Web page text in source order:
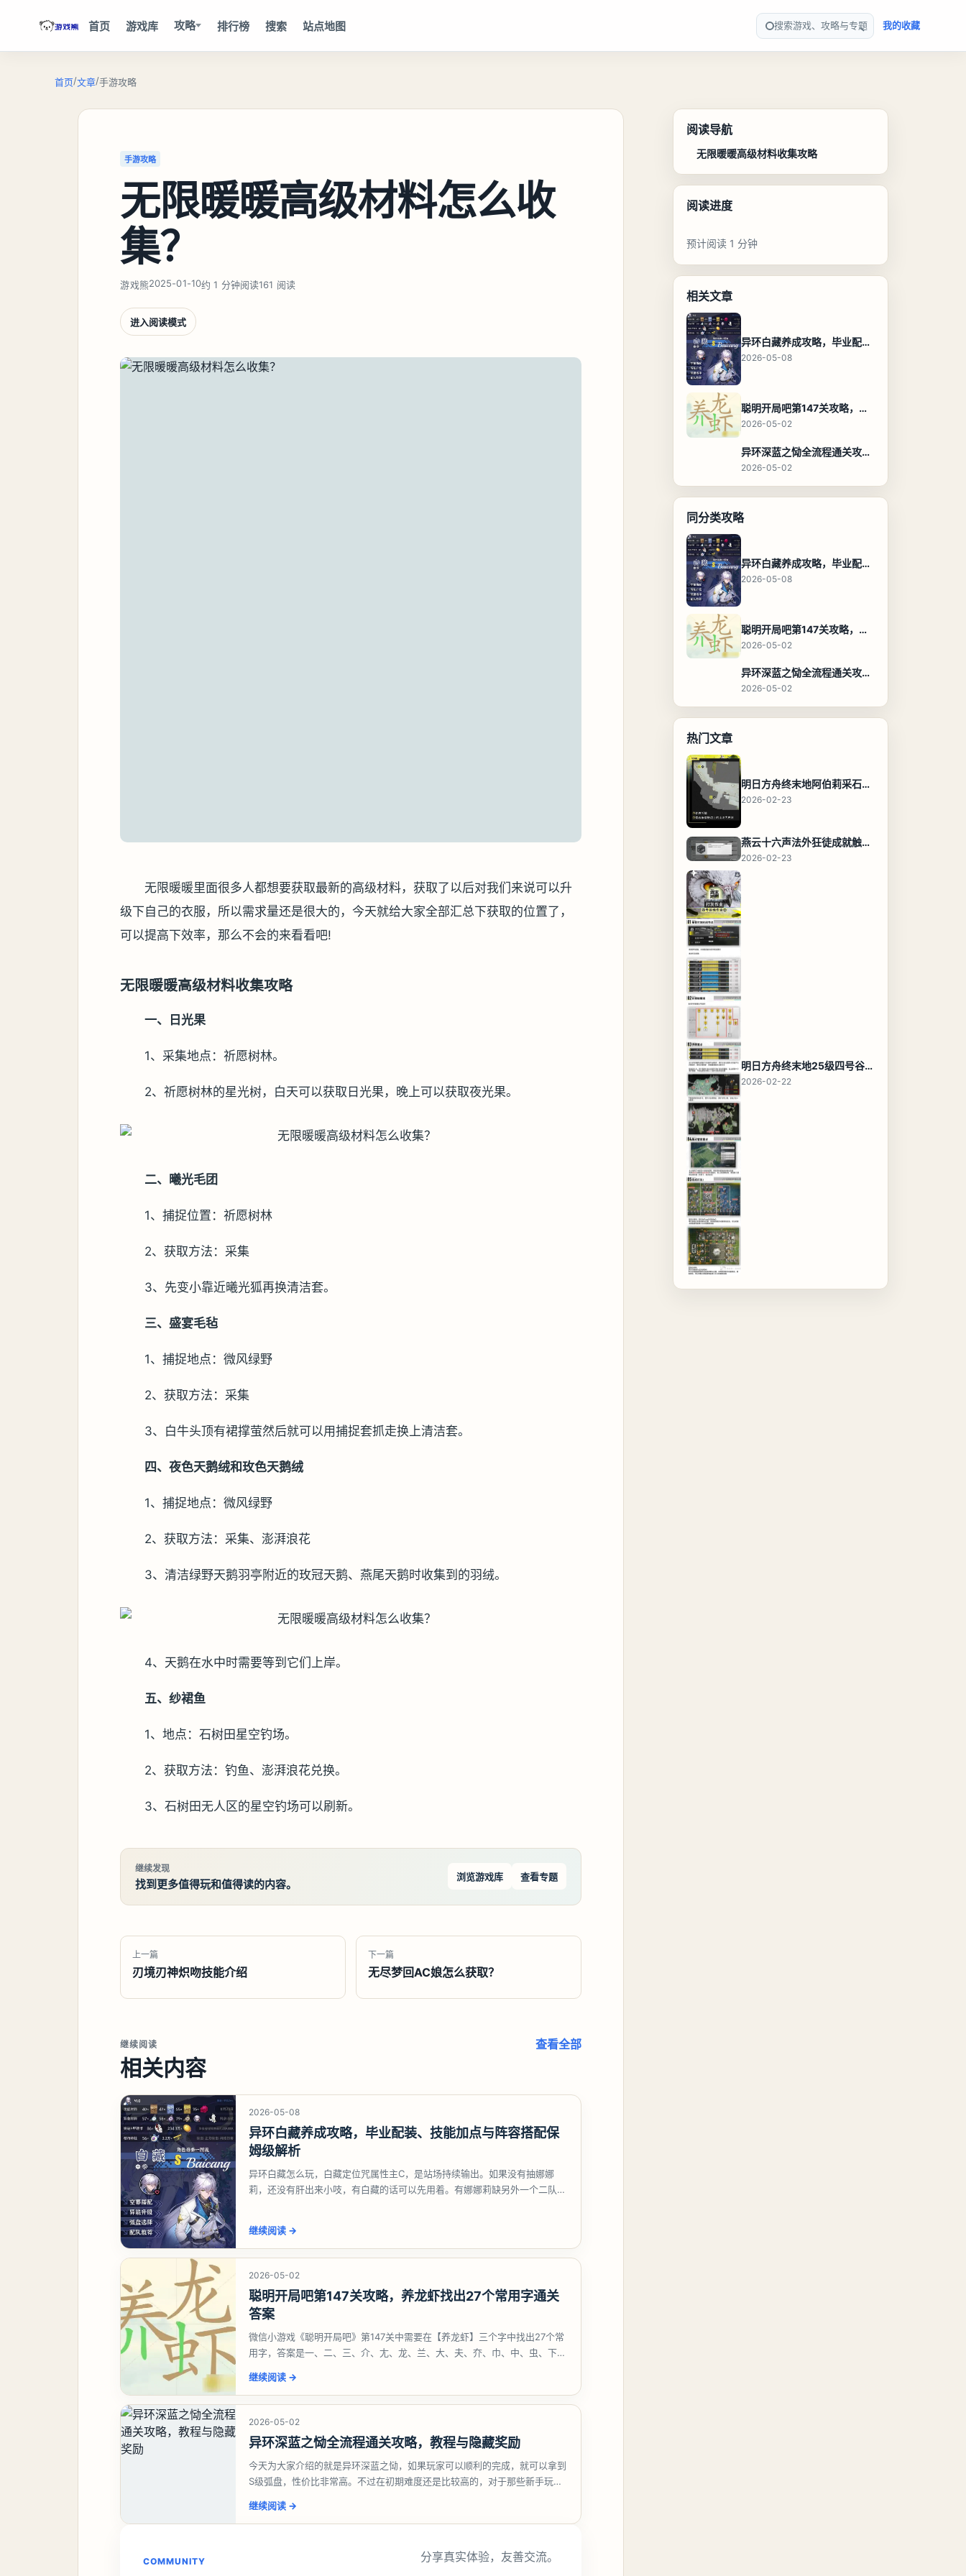
首页 游戏库 攻略 排行榜 搜索 站点地图 搜索游戏、攻略与专题 我的收藏
首页/文章/手游攻略
手游攻略
无限暖暖高级材料怎么收
集？
游戏熊2025-01-10约 1 分钟阅读161 阅读
进入阅读模式
无限暖暖里面很多人都想要获取最新的高级材料，获取了以后对我们来说可以升
级下自己的衣服，所以需求量还是很大的，今天就给大家全部汇总下获取的位置了，
可以提高下效率，那么不会的来看看吧!
无限暖暖高级材料收集攻略
一、日光果
1、采集地点：祈愿树林。
2、祈愿树林的星光树，白天可以获取日光果，晚上可以获取夜光果。
二、曦光毛团
1、捕捉位置：祈愿树林
2、获取方法：采集
3、先变小靠近曦光狐再换清洁套。
三、盛宴毛毡
1、捕捉地点：微风绿野
2、获取方法：采集
3、白牛头顶有裙撑萤然后就可以用捕捉套抓走换上清洁套。
四、夜色天鹅绒和玫色天鹅绒
1、捕捉地点：微风绿野
2、获取方法：采集、澎湃浪花
3、清洁绿野天鹅羽亭附近的玫冠天鹅、燕尾天鹅时收集到的羽绒。
4、天鹅在水中时需要等到它们上岸。
五、纱裙鱼
1、地点：石树田星空钓场。
2、获取方法：钓鱼、澎湃浪花兑换。
3、石树田无人区的星空钓场可以刷新。
继续发现
找到更多值得玩和值得读的内容。
浏览游戏库 查看专题
上一篇
刃境刃神炽吻技能介绍
下一篇
无尽梦回AC娘怎么获取？
继续阅读
相关内容
查看全部
2026-05-08
异环白藏养成攻略，毕业配装、技能加点与阵容搭配保
姆级解析
异环白藏怎么玩，白藏定位咒属性主C，是站场持续输出。如果没有抽娜娜
莉，还没有肝出来小吱，有白藏的话可以先用着。有娜娜莉缺另外一个二队C
继续阅读 →
2026-05-02
聪明开局吧第147关攻略，养龙虾找出27个常用字通关
答案
微信小游戏《聪明开局吧》第147关中需要在【养龙虾】三个字中找出27个常
用字，答案是一、二、三、介、尢、龙、兰、大、夫、夰、巾、中、虫、下、
继续阅读 →
2026-05-02
异环深蓝之恸全流程通关攻略，教程与隐藏奖励
今天为大家介绍的就是异环深蓝之恸，如果玩家可以顺利的完成，就可以拿到
S级弧盘，性价比非常高。不过在初期难度还是比较高的，对于那些新手玩家
继续阅读 →
COMMUNITY 分享真实体验，友善交流。
阅读导航
无限暖暖高级材料收集攻略
阅读进度
预计阅读 1 分钟
相关文章
异环白藏养成攻略，毕业配装、技能加点与阵容搭配保姆级解析
2026-05-08
聪明开局吧第147关攻略，养龙虾找出27个常用字通关答案
2026-05-02
异环深蓝之恸全流程通关攻略，教程与隐藏奖励
2026-05-02
同分类攻略
异环白藏养成攻略，毕业配装、技能加点与阵容搭配保姆级解析
2026-05-08
聪明开局吧第147关攻略，养龙虾找出27个常用字通关答案
2026-05-02
异环深蓝之恸全流程通关攻略，教程与隐藏奖励
2026-05-02
热门文章
明日方舟终末地阿伯莉采石场宝箱全收集攻略，全点位分布图与路线
2026-02-23
燕云十六声法外狂徒成就触发条件与通关攻略
2026-02-23
明日方舟终末地25级四号谷地基地蓝图，高效布局规划
2026-02-22